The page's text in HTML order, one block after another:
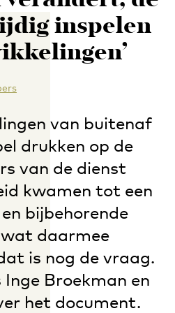
inspelen
van buitenaf
drukken op de
van de dienst
kwamen tot een
bijbehorende
daarmee
is nog de vraag.
Broekman en
het document.